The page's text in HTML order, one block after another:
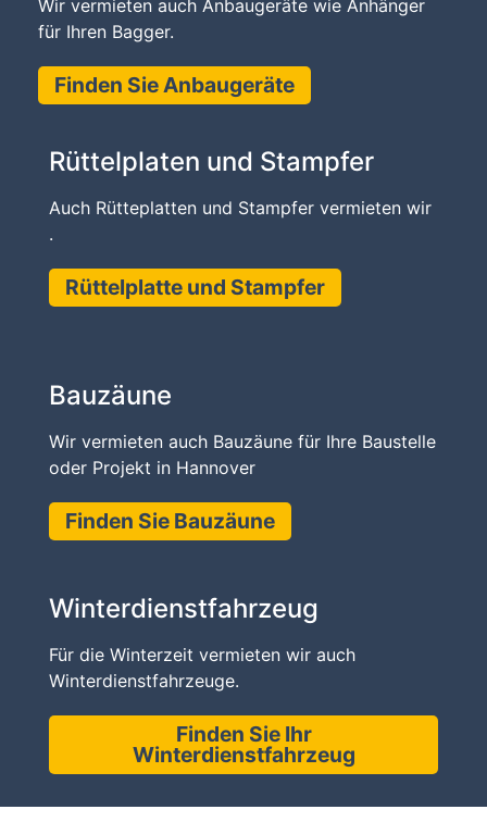
Wir vermieten auch Anbaugeräte wie Anhänger
für Ihren Bagger.
Finden Sie Anbaugeräte
Rüttelplaten und Stampfer
Auch Rütteplatten und Stampfer vermieten wir
.
Rüttelplatte und Stampfer
Bauzäune
Wir vermieten auch Bauzäune für Ihre Baustelle
oder Projekt in Hannover
Finden Sie Bauzäune
Winterdienstfahrzeug
Für die Winterzeit vermieten wir auch
Winterdienstfahrzeuge.
Finden Sie Ihr
Winterdienstfahrzeug